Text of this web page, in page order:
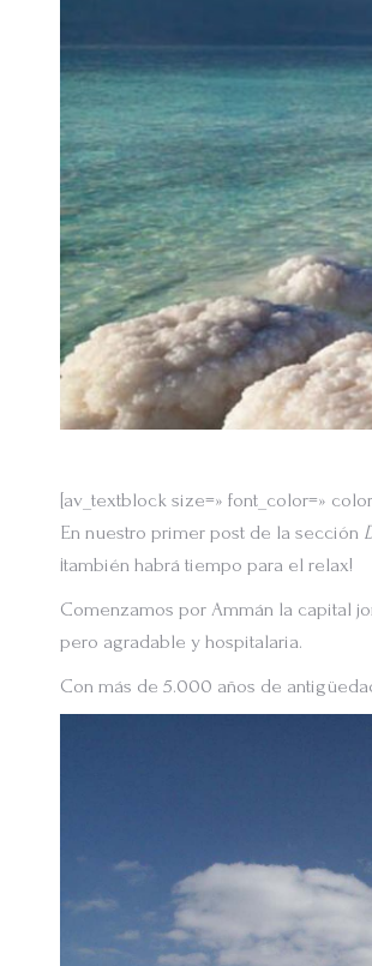
[av_textblock size=» font_color=»
En nuestro primer post de la sección
¡también habrá tiempo para el relax!
Comenzamos por Ammán la capital
pero agradable y hospitalaria.
Con más de 5.000 años de